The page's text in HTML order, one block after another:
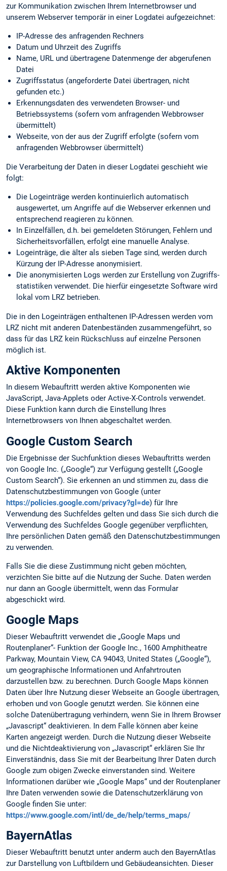
zur Kommunikation zwischen Ihrem Internetbrowser und
unserem Webserver temporär in einer Logdatei aufgezeichnet:
IP-Adresse des anfragenden Rechners
Datum und Uhrzeit des Zugriffs
Name, URL und übertragene Datenmenge der abgerufenen
Datei
Zugriffsstatus (angeforderte Datei übertragen, nicht
gefunden etc.)
Erkennungs­daten des verwendeten Browser- und
Betriebssystems (sofern vom anfragenden Webbrowser
übermittelt)
Webseite, von der aus der Zugriff erfolgte (sofern vom
anfragenden Webbrowser übermittelt)
Die Verarbeitung der Daten in dieser Logdatei geschieht wie
folgt:
Die Logeinträge werden kontinuierlich automatisch
ausgewertet, um Angriffe auf die Webserver erkennen und
entsprechend reagieren zu können.
In Einzelfällen, d.h. bei gemeldeten Störungen, Fehlern und
Sicherheits­vorfällen, erfolgt eine manuelle Analyse.
Logeinträge, die älter als sieben Tage sind, werden durch
Kürzung der IP-Adresse anonymisiert.
Die anonymisierten Logs werden zur Erstellung von Zugriffs­
statistiken verwendet. Die hierfür eingesetzte Software wird
lokal vom LRZ betrieben.
Die in den Logeinträgen enthaltenen IP-Adressen werden vom
LRZ nicht mit anderen Datenbeständen zusammengeführt, so
dass für das LRZ kein Rückschluss auf einzelne Personen
möglich ist.
Aktive Komponenten
In diesem Webauftritt werden aktive Komponenten wie
JavaScript, Java-Applets oder Active-X-Controls verwendet.
Diese Funktion kann durch die Einstellung Ihres
Internetbrowsers von Ihnen abgeschaltet werden.
Google Custom Search
Die Ergebnisse der Suchfunktion dieses Webauftritts werden
von Google Inc. („Google“) zur Verfügung gestellt („Google
Custom Search“). Sie erkennen an und stimmen zu, dass die
Datenschutzbestimmungen von Google (unter
https://policies.google.com/privacy?gl=de) für Ihre
Verwendung des Suchfeldes gelten und dass Sie sich durch die
Verwendung des Suchfeldes Google gegenüber verpflichten,
Ihre persönlichen Daten gemäß den Datenschutzbestimmungen
zu verwenden.
Falls Sie die diese Zustimmung nicht geben möchten,
verzichten Sie bitte auf die Nutzung der Suche. Daten werden
nur dann an Google übermittelt, wenn das Formular
abgeschickt wird.
Google Maps
Dieser Webauftritt verwendet die „Google Maps und
Routenplaner“- Funktion der Google Inc., 1600 Amphitheatre
Parkway, Mountain View, CA 94043, United States („Google“),
um geographische Informationen und Anfahrtrouten
darzustellen bzw. zu berechnen. Durch Google Maps können
Daten über Ihre Nutzung dieser Webseite an Google übertragen,
erhoben und von Google genutzt werden. Sie können eine
solche Datenübertragung verhindern, wenn Sie in Ihrem Browser
„Javascript“ deaktivieren. In dem Falle können aber keine
Karten angezeigt werden. Durch die Nutzung dieser Webseite
und die Nichtdeaktivierung von „Javascript“ erklären Sie Ihr
Einverständnis, dass Sie mit der Bearbeitung Ihrer Daten durch
Google zum obigen Zwecke einverstanden sind. Weitere
Informationen darüber wie „Google Maps“ und der Routenplaner
Ihre Daten verwenden sowie die Datenschutzerklärung von
Google finden Sie unter:
https://www.google.com/intl/de_de/help/terms_maps/
BayernAtlas
Dieser Webauftritt benutzt unter anderm auch den BayernAtlas
zur Darstellung von Luftbildern und Gebäudeansichten. Dieser